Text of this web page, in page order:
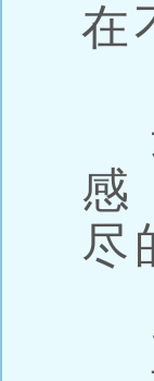
在
感
尽